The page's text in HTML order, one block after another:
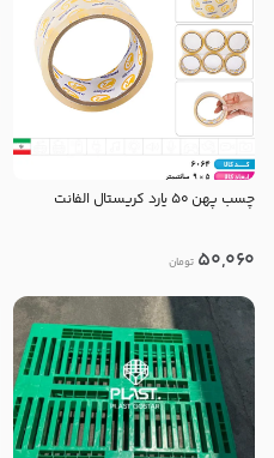
چسب پهن ۵۰ یارد کریستال الفانت
50,060 تومان